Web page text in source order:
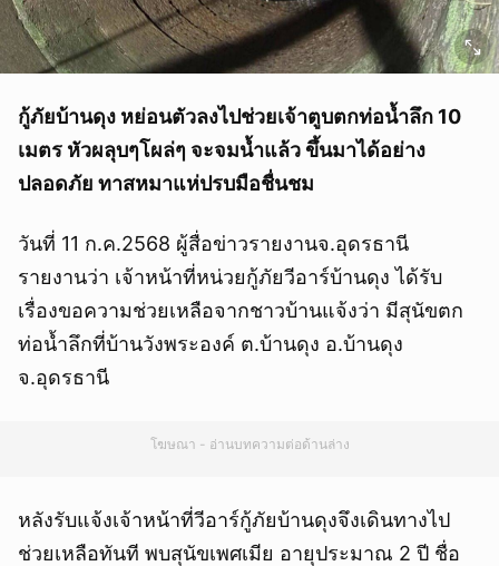
กู้ภัยบ้านดุง หย่อนตัวลงไปช่วยเจ้าตูบตกท่อน้ำลึก 10
เมตร หัวผลุบๆโผล่ๆ จะจมน้ำแล้ว ขึ้นมาได้อย่าง
ปลอดภัย ทาสหมาแห่ปรบมือชื่นชม
วันที่ 11 ก.ค.2568 ผู้สื่อข่าวรายงานจ.อุดรธานี
รายงานว่า เจ้าหน้าที่หน่วยกู้ภัยวีอาร์บ้านดุง ได้รับ
เรื่องขอความช่วยเหลือจากชาวบ้านแจ้งว่า มีสุนัขตก
ท่อน้ำลึกที่บ้านวังพระองค์ ต.บ้านดุง อ.บ้านดุง
จ.อุดรธานี
โฆษณา - อ่านบทความต่อด้านล่าง
หลังรับแจ้งเจ้าหน้าที่วีอาร์กู้ภัยบ้านดุงจึงเดินทางไป
ช่วยเหลือทันที พบสุนัขเพศเมีย อายุประมาณ 2 ปี ชื่อ